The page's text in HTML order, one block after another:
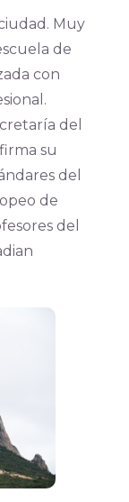
Muy
de
con
del
su
del
de
del